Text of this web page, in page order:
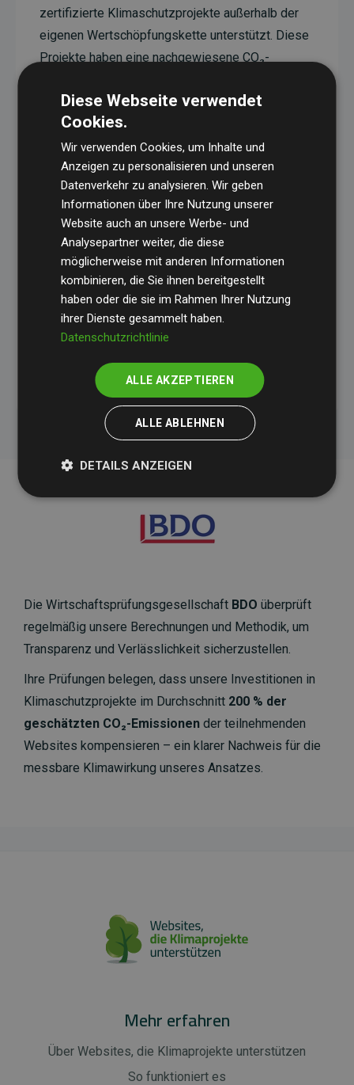
zertifizierte Klimaschutzprojekte außerhalb der
eigenen Wertschöpfungskette unterstützt. Diese
Projekte haben eine nachgewiesene CO₂-
Doppelten der geschätzten Emissionen der
Website entspricht.
Alle unterstützten Projekte werden durch
Standardverifiziert und erfüllen höchste
Anforderungen an Qualität, tatsächliche
Klimawirkung und Transparenz. Weitere
Informationen zu den einzelnen Projekten finden
Sie hier.
Initiative Websites, die Klimaprojekte unterstützen
Die Wirtschaftsprüfungsgesellschaft BDO überprüft
regelmäßig unsere Berechnungen und Methodik, um
Transparenz und Verlässlichkeit sicherzustellen.
Ihre Prüfungen belegen, dass unsere Investitionen in
Klimaschutzprojekte im Durchschnitt 200 % der
geschätzten CO₂-Emissionen der teilnehmenden
Websites kompensieren – ein klarer Nachweis für die
messbare Klimawirkung unseres Ansatzes.
Mehr erfahren
Über Websites, die Klimaprojekte unterstützen
So funktioniert es
Diese Webseite verwendet
Cookies.
Wir verwenden Cookies, um Inhalte und
Anzeigen zu personalisieren und unseren
Datenverkehr zu analysieren. Wir geben
Informationen über Ihre Nutzung unserer
Website auch an unsere Werbe- und
Analysepartner weiter, die diese
möglicherweise mit anderen Informationen
kombinieren, die Sie ihnen bereitgestellt
haben oder die sie im Rahmen Ihrer Nutzung
ihrer Dienste gesammelt haben.
Datenschutzrichtlinie
ALLE AKZEPTIEREN
ALLE ABLEHNEN
DETAILS ANZEIGEN